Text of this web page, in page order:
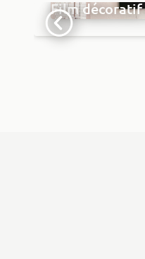
Film décoratif